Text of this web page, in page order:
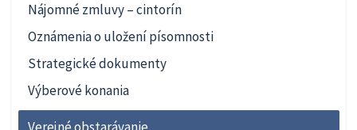
Nájomné zmluvy – cintorín
Oznámenia o uložení písomnosti
Strategické dokumenty
Výberové konania